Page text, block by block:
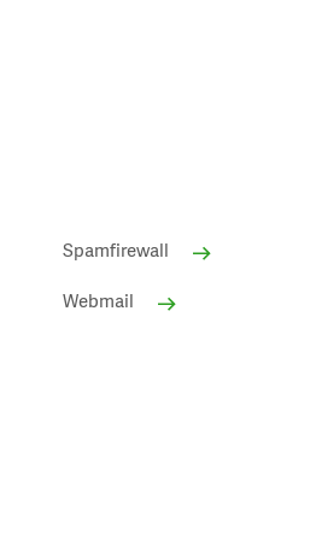
Spamfirewall
Webmail